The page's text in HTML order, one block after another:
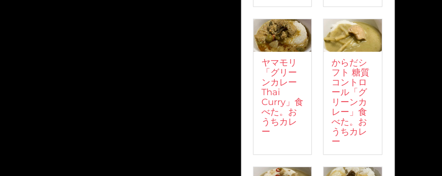
ヤマモリ
「グリー
ンカレー
Thai
Curry」食
べた。お
うちカレ
ー
からだシ
フト 糖質
コントロ
ール「グ
リーンカ
レー」食
べた。お
うちカレ
ー